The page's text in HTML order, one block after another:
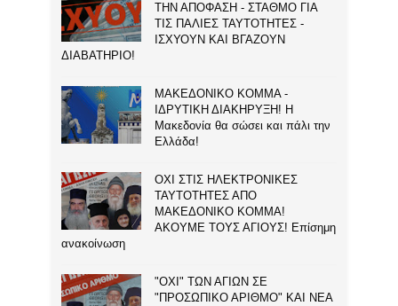
ΤΗΝ ΑΠΟΦΑΣΗ - ΣΤΑΘΜΟ ΓΙΑ
ΤΙΣ ΠΑΛΙΕΣ ΤΑΥΤΟΤΗΤΕΣ -
ΙΣΧΥΟΥΝ ΚΑΙ ΒΓΑΖΟΥΝ
ΔΙΑΒΑΤΗΡΙΟ!
ΜΑΚΕΔΟΝΙΚΟ ΚΟΜΜΑ -
ΙΔΡΥΤΙΚΗ ΔΙΑΚΗΡΥΞΗ! Η
Μακεδονία θα σώσει και πάλι την
Ελλάδα!
ΟΧΙ ΣΤΙΣ ΗΛΕΚΤΡΟΝΙΚΕΣ
ΤΑΥΤΟΤΗΤΕΣ ΑΠΟ
ΜΑΚΕΔΟΝΙΚΟ ΚΟΜΜΑ!
ΑΚΟΥΜΕ ΤΟΥΣ ΑΓΙΟΥΣ! Επίσημη
ανακοίνωση
"ΟΧΙ" ΤΩΝ ΑΓΙΩΝ ΣΕ
"ΠΡΟΣΩΠΙΚΟ ΑΡΙΘΜΟ" ΚΑΙ ΝΕΑ